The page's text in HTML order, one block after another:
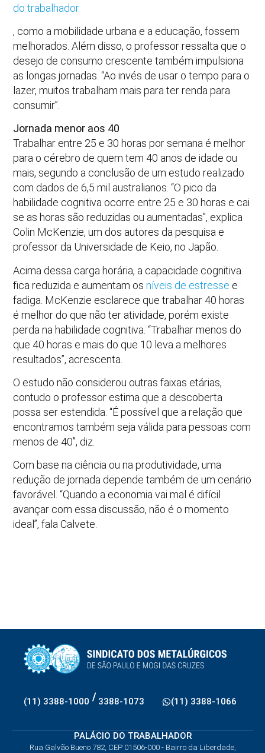
do trabalhador
, como a mobilidade urbana e a educação, fossem
melhorados. Além disso, o professor ressalta que o
desejo de consumo crescente também impulsiona
as longas jornadas. “Ao invés de usar o tempo para o
lazer, muitos trabalham mais para ter renda para
consumir”.
Jornada menor aos 40
Trabalhar entre 25 e 30 horas por semana é melhor
para o cérebro de quem tem 40 anos de idade ou
mais, segundo a conclusão de um estudo realizado
com dados de 6,5 mil australianos. “O pico da
habilidade cognitiva ocorre entre 25 e 30 horas e cai
se as horas são reduzidas ou aumentadas”, explica
Colin McKenzie, um dos autores da pesquisa e
professor da Universidade de Keio, no Japão.
Acima dessa carga horária, a capacidade cognitiva
fica reduzida e aumentam osníveis de estresse e
fadiga. McKenzie esclarece que trabalhar 40 horas
é melhor do que não ter atividade, porém existe
perda na habilidade cognitiva. “Trabalhar menos do
que 40 horas e mais do que 10 leva a melhores
resultados”, acrescenta.
O estudo não considerou outras faixas etárias,
contudo o professor estima que a descoberta
possa ser estendida. “É possível que a relação que
encontramos também seja válida para pessoas com
menos de 40”, diz.
Com base na ciência ou na produtividade, uma
redução de jornada depende também de um cenário
favorável. “Quando a economia vai mal é difícil
avançar com essa discussão, não é o momento
ideal”, fala Calvete.
(11) 3388-1000 / 3388-1073 (11) 3388-1066
PALÁCIO DO TRABALHADOR
Rua Galvão Bueno 782, CEP 01506-000 - Bairro da Liberdade,